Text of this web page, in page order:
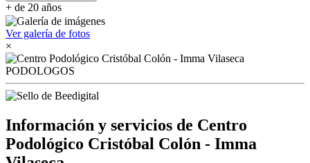
+ de 20 años
Ver galería de fotos
×
Información y servicios de Centro
Podológico Cristóbal Colón - Imma